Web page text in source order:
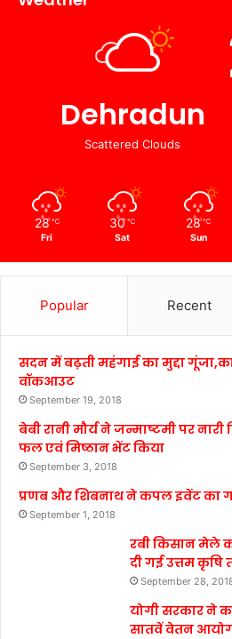
Dehradun
Scattered Clouds
28 ℃
Fri
30 ℃
Sat
28 ℃
Sun
Popular Recent
सदन में बढ़ती महंगाई का मुद्दा
वॉकआउट
September 19, 2018
बेबी रानी मौर्य ने जन्माष्टमी पर
फल एवं मिष्ठान भेंट किया
September 3, 2018
प्रणब और शिबनाथ ने कपल इवेंट का
September 1, 2018
रबी किसान मेले
दी गई उत्तम
September 28,
योगी सरकार ने
सातवें वेतन